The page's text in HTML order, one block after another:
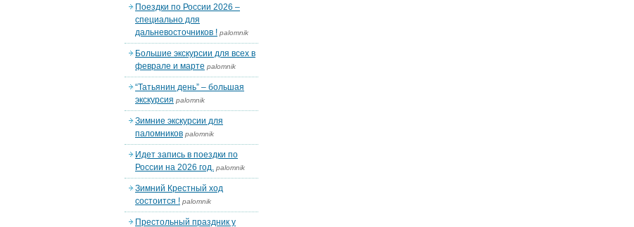
Поездки по России 2026 –
специально для
дальневосточников ! palomnik
Большие экскурсии для всех в
феврале и марте palomnik
“Татьянин день” – большая
экскурсия palomnik
Зимние экскурсии для
паломников palomnik
Идет запись в поездки по
России на 2026 год. palomnik
Зимний Крестный ход
состоится ! palomnik
Престольный праздник у